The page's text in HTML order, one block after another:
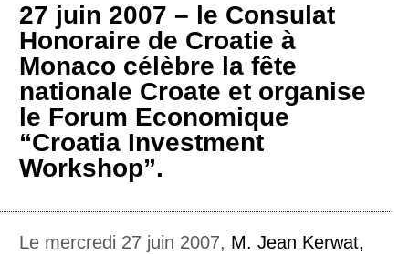
27 juin 2007 – le Consulat
Honoraire de Croatie à
Monaco célèbre la fête
nationale Croate et organise
le Forum Economique
“Croatia Investment
Workshop”.
Le mercredi 27 juin 2007, M. Jean Kerwat,